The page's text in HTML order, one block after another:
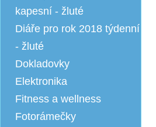
kapesní - žluté
Diáře pro rok 2018 týdenní
- žluté
Dokladovky
Elektronika
Fitness a wellness
Fotorámečky